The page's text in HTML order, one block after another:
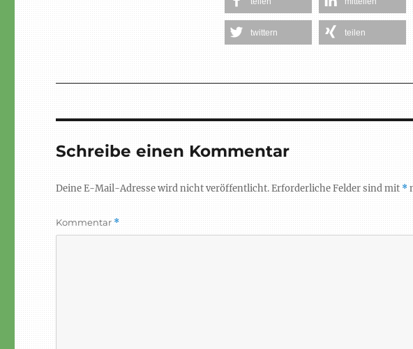
twittern teilen
Schreibe einen Kommentar
Deine E-Mail-Adresse wird nicht veröffentlicht.Erforderliche Felder sind mit *
Kommentar *